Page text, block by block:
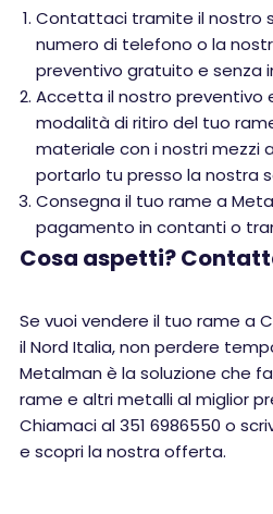
Contattaci tramite il nostro
numero di telefono o la
preventivo gratuito e senza
Accetta il nostro preventivo
modalità di ritiro del tuo
materiale con i nostri mezzi
portarlo tu presso la nostra
Consegna il tuo rame a
pagamento in contanti o
Cosa aspetti?
Se vuoi vendere il tuo rame a
il Nord Italia, non perdere
Metalman è la soluzione che
rame e altri metalli al miglior
Chiamaci al 351 6986550 o
e scopri la nostra offerta.